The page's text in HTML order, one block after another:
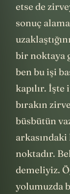
etse de
sonuç
bir noktaya
ben bu işi
kapılır.
bırakın
büsbütün
noktadır.
demeliyiz.
yolumuzda